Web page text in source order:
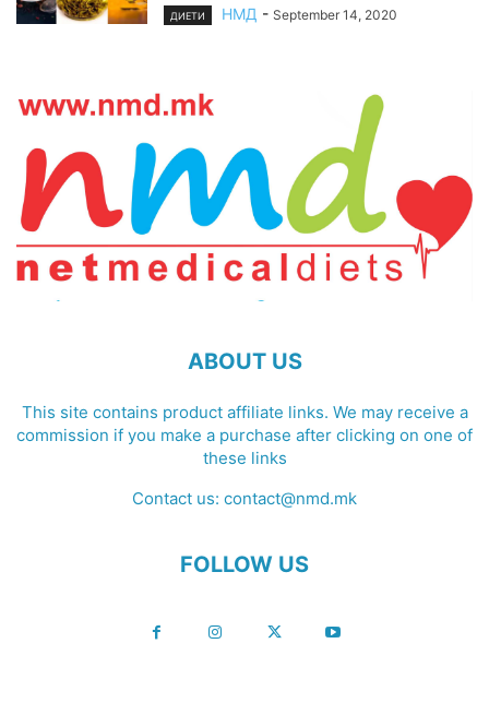
ДИЕТИ НМД - September 14, 2020
ABOUT US
This site contains product affiliate links. We may receive a
commission if you make a purchase after clicking on one of
these links
Contact us: contact@nmd.mk
FOLLOW US